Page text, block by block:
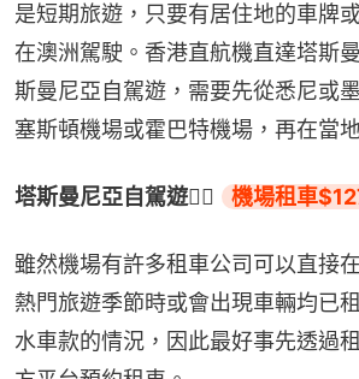
是短期旅遊，只要有居住地的車牌
在澳洲駕駛。香港直航機直達塔斯
斯曼尼亞自駕遊，需要先從悉尼或
塞斯頓機場或霍巴特機場，再在當
塔斯曼尼亞自駕遊👉🏻 機場租車
雖然機場有許多租車公司可以直接
熱門旅遊季節時或會出現車輛均已
水車款的情況，因此最好事先透過